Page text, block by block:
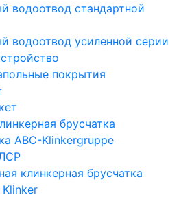
водоотвод стандартной
водоотвод усиленной серии
покрытия
брусчатка
АВС-Klinkergruppe
клинкерная брусчатка
Klinker